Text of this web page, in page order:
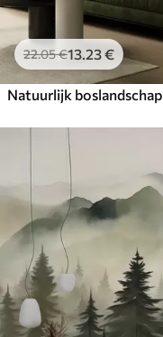
22.05€13 .23€
Natuurlijk boslandschap